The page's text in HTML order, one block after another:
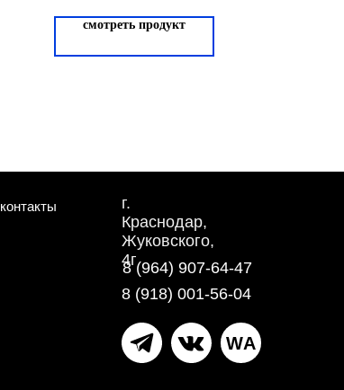
10004-1
смотреть продукт
контакты
г.
Краснодар,
Жуковского,
4г
8 (918) 001-56-04
8 (964) 907-64-47
WA